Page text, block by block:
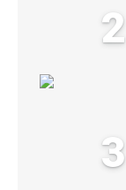
2
3